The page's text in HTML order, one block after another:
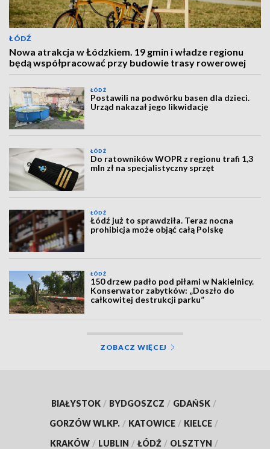
ŁÓDŹ
Nowa atrakcja w Łódzkiem. 19 gmin i władze regionu
będą współpracować przy budowie trasy rowerowej
ŁÓDŹ
Postawili na podwórku basen dla dzieci.
Urząd nakazał jego likwidację
ŁÓDŹ
Do ratowników WOPR z regionu trafi 1,3
mln zł na specjalistyczny sprzęt
ŁÓDŹ
Łódź już to sprawdziła. Teraz nocna
prohibicja może objąć całą Polskę
ŁÓDŹ
150 drzew padło pod piłami w Nakielnicy.
Konserwator zabytków: „Doszło do
całkowitej destrukcji parku”
ZOBACZ WIĘCEJ
BIAŁYSTOK / BYDGOSZCZ / GDAŃSK /
GORZÓW WLKP. / KATOWICE / KIELCE /
KRAKÓW / LUBLIN / ŁÓDŹ / OLSZTYN /